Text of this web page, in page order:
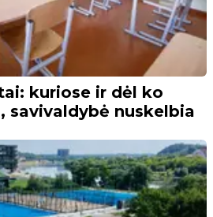
kuriose ir dėl ko
savivaldybė nuskelbia